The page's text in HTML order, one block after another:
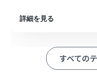
を自動で作成します。
■このワークフローのカス
詳細を見る
すべての